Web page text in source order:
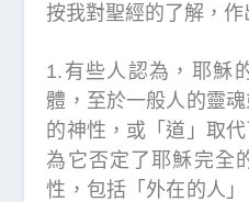
按我對聖經的了解，作
1.有些人認為，耶穌
體，至於一般人的靈
的神性，或「道」取
為它否定了耶穌完全
性，包括「外在的人